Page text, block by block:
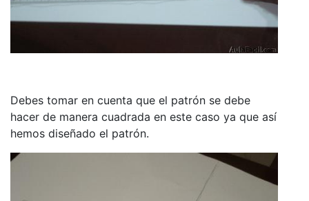
Debes tomar en cuenta que el patrón se debe
hacer de manera cuadrada en este caso ya que así
hemos diseñado el patrón.